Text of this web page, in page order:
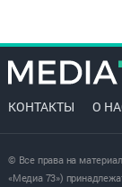
КОНТАКТЫ О
© Все права на
«Медиа 73»)